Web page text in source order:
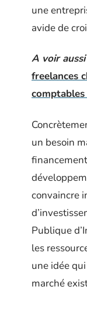
une
avide de
A voir
freelances
un besoin
convaincre
Publique
les
une idée
marché